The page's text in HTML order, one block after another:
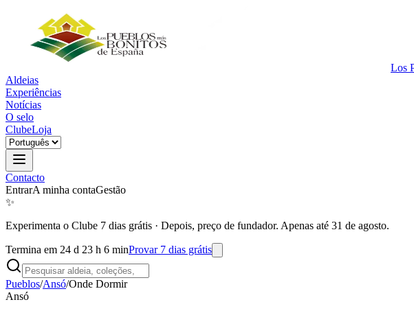
Los
Aldeias
Experiências
Notícias
O selo
ClubeLoja
Contacto
EntrarA minha contaGestão
✨
Experimenta o Clube 7 dias grátis · Depois, preço de fundador. Apenas até 31 de agosto.
Termina em 24 d 23 h 6 minProvar 7 dias grátis
Pueblos/Ansó/Onde Dormir
Ansó